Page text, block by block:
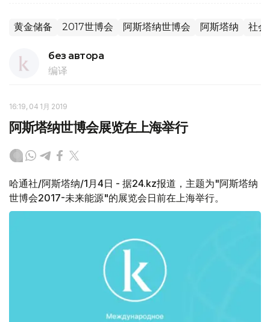
黄金储备 2017世博会 阿斯塔纳世博会 阿斯塔纳 社会
без автора
编译
16:19, 04 1月 2019
阿斯塔纳世博会展览在上海举行
哈通社/阿斯塔纳/1月4日 - 据24.kz报道，主题为"阿斯塔纳
世博会2017-未来能源"的展览会日前在上海举行。